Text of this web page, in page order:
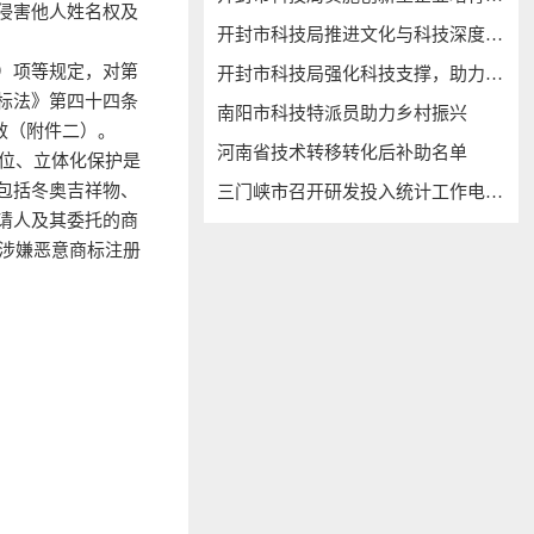
害他人姓名权及
项等规定，对第
法》第四十四条
附件二）。
、立体化保护是
冬奥吉祥物、
人及其委托的商
嫌恶意商标注册
开封市科技局推进文化与科技深度融合
开封市科技局强化科技支撑，助力“万人助万企”
南阳市科技特派员助力乡村振兴
河南省技术转移转化后补助名单
三门峡市召开研发投入统计工作电视电话会议